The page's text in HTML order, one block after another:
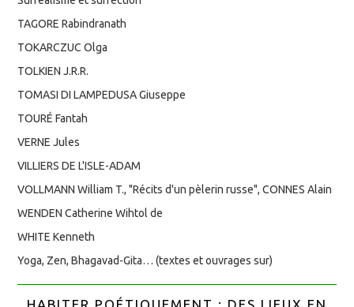
TAGORE Rabindranath
TOKARCZUC Olga
TOLKIEN J.R.R.
TOMASI DI LAMPEDUSA Giuseppe
TOURÉ Fantah
VERNE Jules
VILLIERS DE L'ISLE-ADAM
VOLLMANN William T., "Récits d'un pèlerin russe", CONNES Alain
WENDEN Catherine Wihtol de
WHITE Kenneth
Yoga, Zen, Bhagavad-Gita… (textes et ouvrages sur)